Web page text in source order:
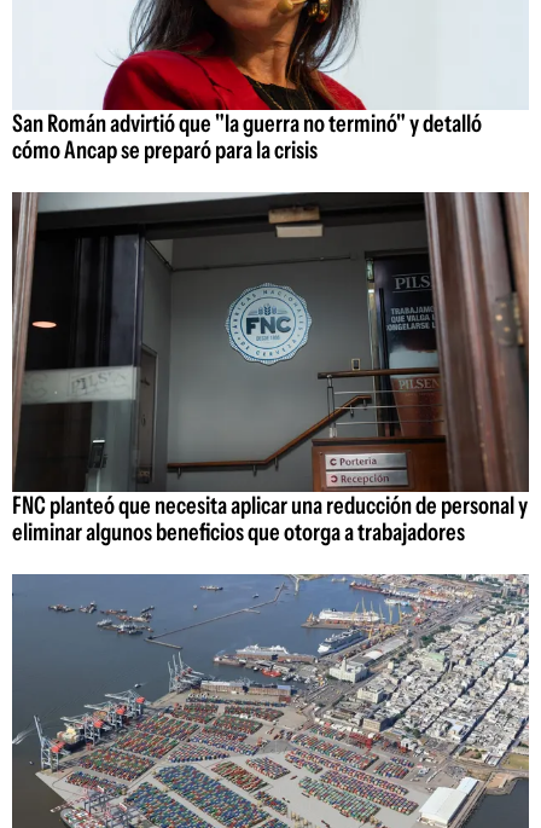
San Román advirtió que "la guerra no terminó" y detalló
cómo Ancap se preparó para la crisis
FNC planteó que necesita aplicar una reducción de personal y
eliminar algunos beneficios que otorga a trabajadores